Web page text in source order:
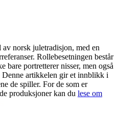
av norsk juletradisjon, med en
Rollebesetningen består
bare portretterer nisser, men også
artikkelen gir et innblikk i
de spiller. For de som er
produksjoner kan du lese om